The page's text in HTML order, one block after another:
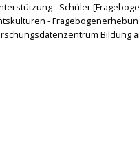
- Schüler
-
Bildung